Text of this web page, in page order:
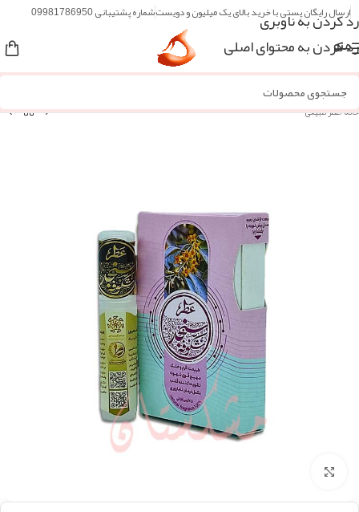
رد کردن به ناوبری
رد کردن به محتوای اصلی
ارسال رایگان پستی با خرید بالای یک میلیون و دویستشماره پشتیبانی 09981786950
منو
خانه/عطر طبیعی